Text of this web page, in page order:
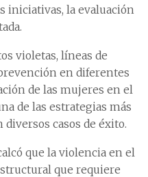
iniciativas, la evaluación
violetas, líneas de
en diferentes
de las mujeres en el
de las estrategias más
casos de éxito.
que la violencia en el
que requiere